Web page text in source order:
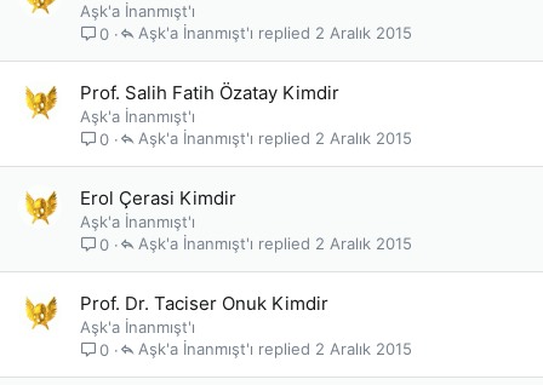
Aşk'a İnanmışt'ı
0
2 Aralık 2015
Aşk'a İnanmışt'ı
Prof. Salih Fatih Özatay Kimdir
Aşk'a İnanmışt'ı
0
2 Aralık 2015
Aşk'a İnanmışt'ı
Erol Çerasi Kimdir
Aşk'a İnanmışt'ı
0
2 Aralık 2015
Aşk'a İnanmışt'ı
Prof. Dr. Taciser Onuk Kimdir
Aşk'a İnanmışt'ı
0
2 Aralık 2015
Aşk'a İnanmışt'ı